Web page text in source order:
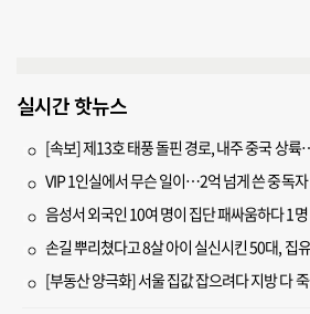
실시간 핫뉴스
[속보] 제13호 태풍 돌핀 경로, 내주 중국 상
VIP 1인실에서 무슨 일이…2억 넘게 쓴 중독
음성서 외국인 10여 명이 집단 패싸움하다 1
손길 뿌리쳤다고 8살 아이 실신시킨 50대, 집유
[부동산 양극화] 서울 집값 잡으려다 지방 다